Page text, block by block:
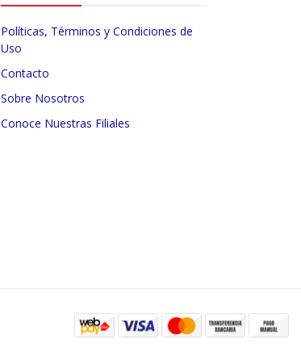
Políticas, Términos y Condiciones de
Uso
Contacto
Sobre Nosotros
Conoce Nuestras Filiales